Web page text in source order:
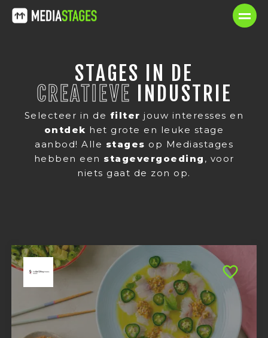
STAGES IN DE
CREATIEVE INDUSTRIE
Selecteer in de filterjouw interesses en
ontdek het grote en leuke stage
aanbod! Alle stages op Mediastages
hebben een stagevergoeding , voor
niets gaat de zon op.